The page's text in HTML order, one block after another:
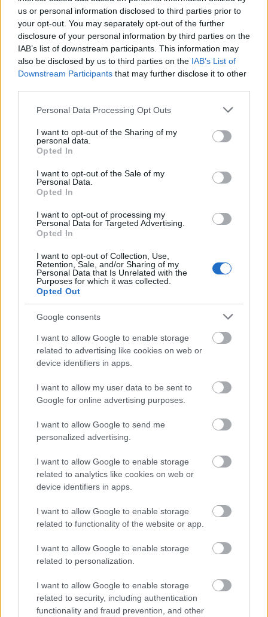
us or personal information disclosed to third parties prior to
your opt-out. You may separately opt-out of the further
disclosure of your personal information by third parties on the
IAB’s list of downstream participants. This information may
also be disclosed by us to third parties on the IAB’s List of
Downstream Participants that may further disclose it to other
Please note that this website/app uses one or more Google
not limited to your visit or usage behaviour. You may click to
grant or deny consent to Google and its third-party tags to
use your data for below specified purposes in below Google
consent section.
Personal Data Processing Opt Outs
I want to opt-out of the Sharing of my
personal data.
Opted In
I want to opt-out of the Sale of my
Personal Data.
Opted In
I want to opt-out of processing my
Personal Data for Targeted Advertising.
Opted In
I want to opt-out of Collection, Use,
Retention, Sale, and/or Sharing of my
Personal Data that Is Unrelated with the
Purposes for which it was collected.
Opted Out
Google consents
I want to allow Google to enable storage
related to advertising like cookies on web or
device identifiers in apps.
I want to allow my user data to be sent to
Google for online advertising purposes.
I want to allow Google to send me
personalized advertising.
I want to allow Google to enable storage
related to analytics like cookies on web or
device identifiers in apps.
I want to allow Google to enable storage
related to functionality of the website or app.
I want to allow Google to enable storage
related to personalization.
I want to allow Google to enable storage
related to security, including authentication
functionality and fraud prevention, and other
μέγεθος νησί διακρίνεται το λευκό αρχοντικό της
οικογένειας Εμπειρίκου, ενώ απέναντι δεσπόζει η
βίλα του Καρνέζη με τα λιμανάκια.
Οδηγός Χαλκίδα: Σαββατοκύριακο στον
δημοφιλέστερο κοντινό στην Αθήνα προορισμό